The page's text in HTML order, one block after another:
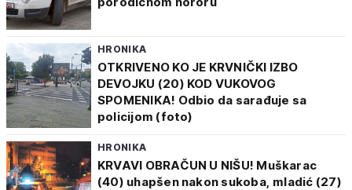
HRONIKA
OTKRIVENO KO JE KRVNIČKI IZBO
DEVOJKU (20) KOD VUKOVOG
SPOMENIKA! Odbio da sarađuje sa
policijom (foto)
HRONIKA
KRVAVI OBRAČUN U NIŠU! Muškarac
(40) uhapšen nakon sukoba, mladić (27)